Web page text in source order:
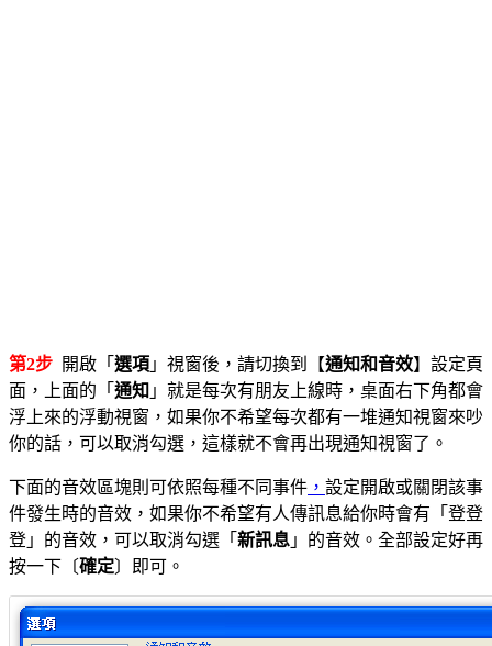
第2步 開啟「 選項 」視窗後，請切換到【通知和音效】設定頁
面，上面的「 通知 」就是每次有朋友上線時，桌面右下角都會
浮上來的浮動視窗，如果你不希望每次都有一堆通知視窗來吵
你的話，可以取消勾選，這樣就不會再出現通知視窗了。
下面的音效區塊則可依照每種不同事件 ， 設定開啟或關閉該事
件發生時的音效，如果你不希望有人傳訊息給你時會有「登登
登」的音效，可以取消勾選「 新訊息 」的音效。全部設定好再
按一下〔確定〕即可。